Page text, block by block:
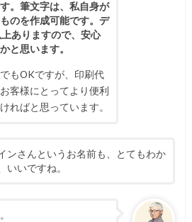
。筆文字は、私自身が
のを作成可能です。デ
ありますので、安心
と思います。
もOKですが、印刷代
客様にとってより便利
ればと思っています。
ンさんというお名前も、とてもわか
いいですね。